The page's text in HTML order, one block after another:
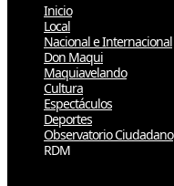
Inicio
Local
Nacional e Internacional
Don Maqui
Maquiavelando
Cultura
Espectáculos
Deportes
Observatorio Ciudadano
RDM